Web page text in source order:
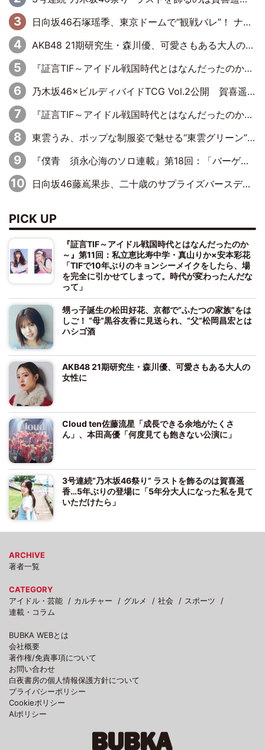
日向坂46石塚瑶季、東京ドームで“観戦バレ”！ ナイツ・塙も認めた「巨人に詳しすぎるアイドル」は元VENUSスクール生で杉内コーチ推し⁉
AKB48 21期研究生・森川優、可愛さもある大人の女性に
『証言TIF～アイドル戦国時代とはなんだったのか～』第10回：さくら学院・武藤彩未×飯田らうら「正直、中3で辞めるというのを信じてなくて。そう言われてはいたけど、嘘でしょって」
乃木坂46×ビルディバイドTCG Vol.2公開 賀喜遥香＆田村真佑が『京まふ』ステージに登壇
『証言TIF～アイドル戦国時代とはなんだったのか～』第8回：Negicco・Nao☆×Megu×Kaede「東京からオファーが来たのと、梨の皮剥きとどっちが大事なんだって」
東雲うみ、ポップな制服姿で魅せる“東雲グリーン”の正体
『僕青 須永心海のソロ連載』第18回：「バーゲンセールハンターみうな inしまむら」編
日向坂46藤嶌果歩、二十歳のサプライズバースデーに大喜び「頼られる先輩になれるように努力していきたい」
PICK UP
『証言TIF～アイドル戦国時代とはなんだったのか
～』第11回：私立恵比寿中学・真山りか×安本彩花
「TIFで10年ぶりのキョンシーメイクをしたら、場
を完全に引かせてしまって。時代が変わったんだな
って」
甥っ子誕生の松田好花、京都で“ふたつの家族”をは
しご！ “母”黒谷友香に見送られ、“父”松岡昌宏とは
ハシゴ酒
AKB48 21期研究生・森川優、可愛さもある大人の
女性に
Cloud ten佐藤流星「成長できる余地がたくさ
ん」、本田高優「何度見ても飽きない公演に」
3号連続“乃木坂46祭り” ラストを飾るのは賀喜遥
香…5年ぶりの登場に「5年分大人になった私を見て
いただけたら」
ARCHIVE
著者一覧
CATEGORY
アイドル・芸能
カルチャー グルメ 社会
スポーツ
連載・コラム
BUBKA WEBとは
会社概要
著作権/免責事項について
お問い合わせ
白夜書房の個人情報保護方針について
プライバシーポリシー
Cookieポリシー
AIポリシー